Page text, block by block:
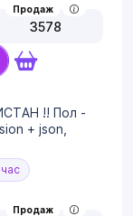
Продаж
3578
!! Пол -
+ json,
Продаж